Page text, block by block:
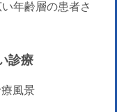
年齢層の患者さ
診療